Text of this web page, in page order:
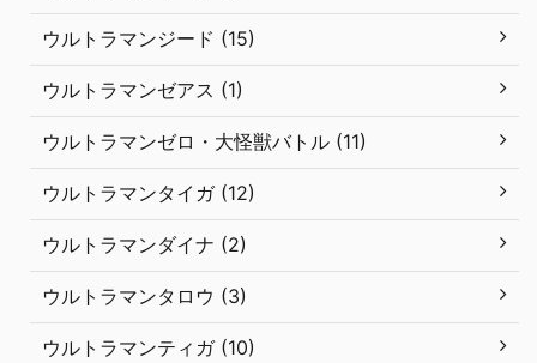
ウルトラマンジード (15)
ウルトラマンゼアス (1)
ウルトラマンゼロ・大怪獣バトル (11)
ウルトラマンタイガ (12)
ウルトラマンダイナ (2)
ウルトラマンタロウ (3)
ウルトラマンティガ (10)